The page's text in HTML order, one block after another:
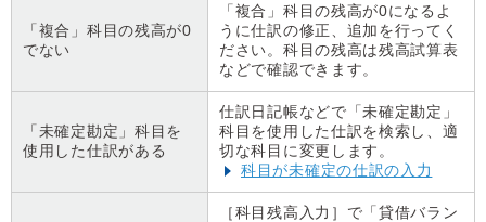
「複合」科目の残高が0
でない
「複合」科目の残高が0になるよ
うに仕訳の修正、追加を行ってく
ださい。科目の残高は残高試算表
などで確認できます。
「未確定勘定」科目を
使用した仕訳がある
仕訳日記帳などで「未確定勘定」
科目を使用した仕訳を検索し、適
切な科目に変更します。
科目が未確定の仕訳の入力
［科目残高入力］で「貸借バラン